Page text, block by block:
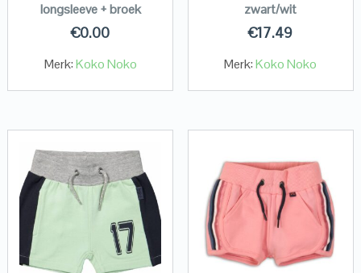
longsleeve + broek
€0.00
Merk:Koko Noko
zwart/wit
€17.49
Merk:Koko Noko